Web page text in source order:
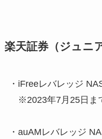
楽天証券（ジュニ
・iFreeレバレッジ
※2023年7月25日ま
・auAMレバレッジ